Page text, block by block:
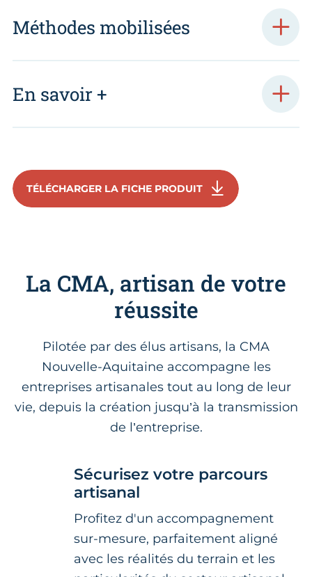
Méthodes mobilisées
En savoir +
TÉLÉCHARGER LA FICHE PRODUIT
La CMA, artisan de votre
réussite
Pilotée par des élus artisans, la CMA
Nouvelle-Aquitaine accompagne les
entreprises artisanales tout au long de leur
vie, depuis la création jusqu’à la transmission
de l’entreprise.
Sécurisez votre parcours
artisanal
Profitez d'un accompagnement
sur-mesure, parfaitement aligné
avec les réalités du terrain et les